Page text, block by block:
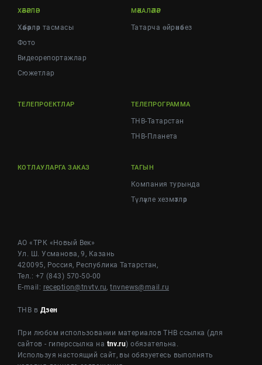
ХӘБӘРЛӘР
Хәбәрләр тасмасы
Фото
Видеорепортажлар
Cюжетлар
МӘКАЛӘЛӘР
Татарча өйрәнәбез
ТЕЛЕПРОЕКТЛАР ТЕЛЕПРОГРАММА
ТНВ-Татарстан
ТНВ-Планета
КОТЛАУЛАРГА ЗАКАЗ ТАГЫН
Компания турында
Түләүле хезмәтләр
АО «ТРК «Новый Век»
Ул. Ш. Усманова, 9, Казань
420095, Россия, Республика Татарстан,
Тел.: +7 (843) 570-50-00
E-mail: reception@tnvtv.ru,tnvnews@mail.ru
ТНВ в Дзен
При любом использовании материалов ТНВ ссылка (для
сайтов - гиперссылка на tnv.ru) обязательна.
Используя настоящий сайт, вы обязуетесь выполнять